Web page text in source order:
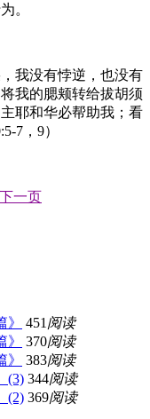
。
我没有悖逆，也没有
我的腮颊转给拔胡须
耶和华必帮助我；看
7，9）
下一页
451 阅读
370阅读
383阅读
(3) 344阅读
(2) 369阅读